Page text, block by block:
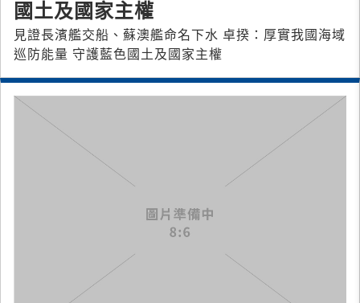
國土及國家主權
見證長濱艦交船、蘇澳艦命名下水 卓揆：厚實我國海域
巡防能量 守護藍色國土及國家主權